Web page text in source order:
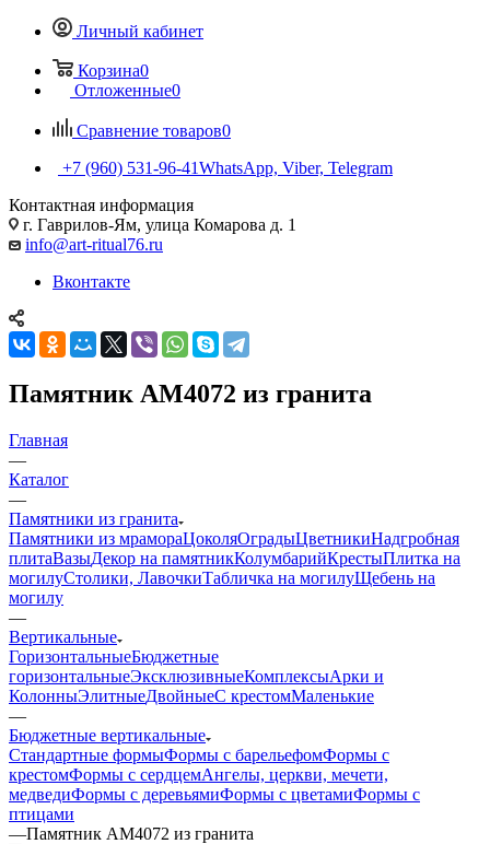
Личный кабинет
Корзина0
Отложенные0
Сравнение товаров0
+7 (960) 531-96-41WhatsApp, Viber, Telegram
Контактная информация
г. Гаврилов-Ям, улица Комарова д. 1
info@art-ritual76.ru
Вконтакте
Памятник AM4072 из гранита
Главная
—
Каталог
—
Памятники из гранита
Памятники из мрамораЦоколяОградыЦветникиНадгробная
плитаВазыДекор на памятникКолумбарийКрестыПлитка на
могилуСтолики, ЛавочкиТабличка на могилуЩебень на
могилу
—
Вертикальные
ГоризонтальныеБюджетные
горизонтальныеЭксклюзивныеКомплексыАрки и
КолонныЭлитныеДвойныеС крестомМаленькие
—
Бюджетные вертикальные
Стандартные формыФормы с барельефомФормы с
крестомФормы с сердцемАнгелы, церкви, мечети,
медведиФормы с деревьямиФормы с цветамиФормы с
птицами
—Памятник AM4072 из гранита